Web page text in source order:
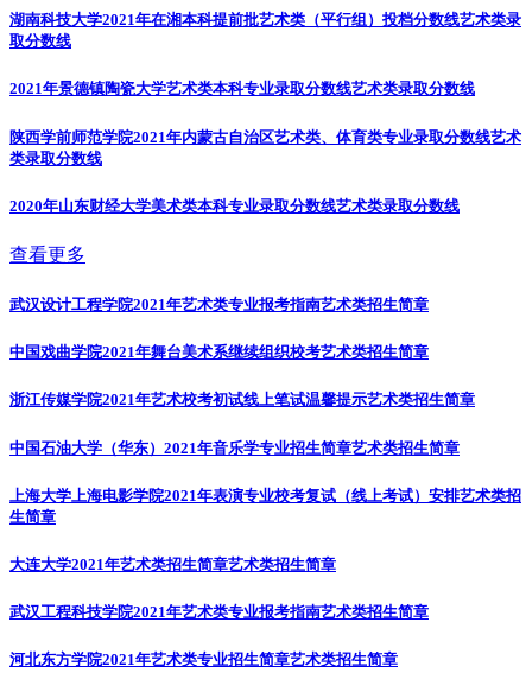
湖南科技大学2021年在湘本科提前批艺术类（平行组）投档分数线艺术类录
取分数线
2021年景德镇陶瓷大学艺术类本科专业录取分数线艺术类录取分数线
陕西学前师范学院2021年内蒙古自治区艺术类、体育类专业录取分数线艺术
类录取分数线
2020年山东财经大学美术类本科专业录取分数线艺术类录取分数线
查看更多
武汉设计工程学院2021年艺术类专业报考指南艺术类招生简章
中国戏曲学院2021年舞台美术系继续组织校考艺术类招生简章
浙江传媒学院2021年艺术校考初试线上笔试温馨提示艺术类招生简章
中国石油大学（华东）2021年音乐学专业招生简章艺术类招生简章
上海大学上海电影学院2021年表演专业校考复试（线上考试）安排艺术类招
生简章
大连大学2021年艺术类招生简章艺术类招生简章
武汉工程科技学院2021年艺术类专业报考指南艺术类招生简章
河北东方学院2021年艺术类专业招生简章艺术类招生简章